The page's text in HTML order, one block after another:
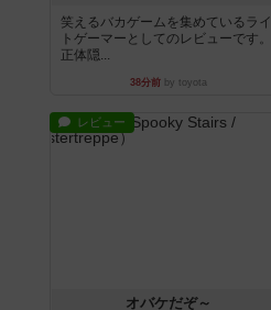
笑えるバカゲームを集めているライ
トゲーマーとしてのレビューです。
正体隠...
38分前 by toyota
レビュー
オバケだぞ～